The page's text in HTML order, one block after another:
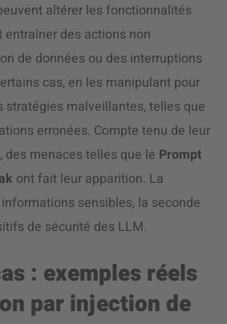
altérer les fonctionnalités
entraîner des actions non
de données ou des interruptions
cas, en les manipulant pour
malveillantes, telles que
erronées. Compte tenu de leur
menaces telles que le Prompt
ont fait leur apparition. La
sensibles, la seconde
de sécurité des LLM.
: exemples réels
par injection de